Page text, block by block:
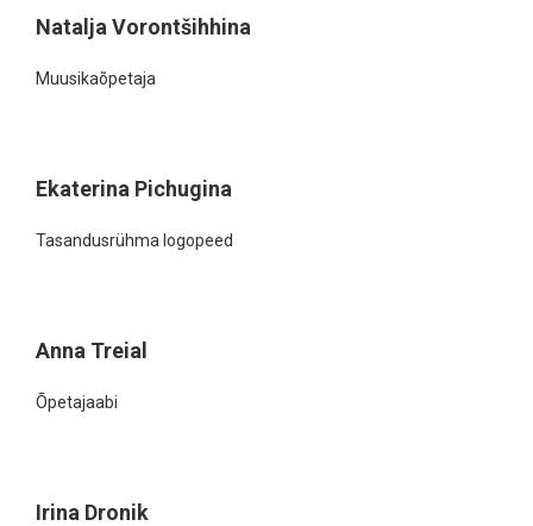
Natalja Vorontšihhina
Muusikaõpetaja
Ekaterina Pichugina
Tasandusrühma logopeed
Anna Treial
Õpetajaabi
Irina Dronik